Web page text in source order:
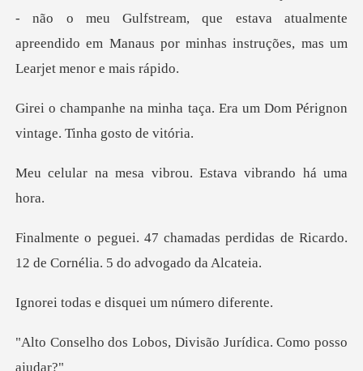
ão o meu Gulfstream, que estava atualmente
apreendido em Man
aça. Era um Dom Pérignon
vin
a vibrou. Estava v
perdidas de Ricardo.
12 de Corn
e disquei um n
bos, Divisão Jurídica